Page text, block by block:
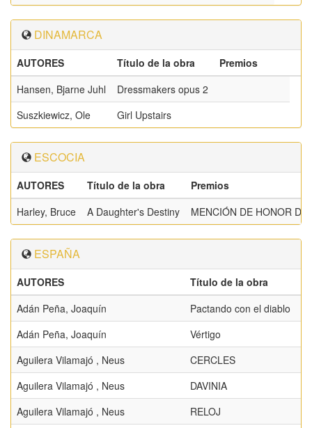
DINAMARCA
AUTORES Título de la obra
Premios
Hansen, Bjarne Juhl
Dressmakers opus 2
Suszkiewicz, Ole
Girl Upstairs
ESCOCIA
AUTORES Título de la obra
Premios
Harley, Bruce
A Daughter's Destiny MENCIÓN DE HONOR
ESPAÑA
AUTORES
Título de la obra
Adán Peña, Joaquín
Pactando con el diablo
Adán Peña, Joaquín
Vértigo
Aguilera Vilamajó , Neus
CERCLES
Aguilera Vilamajó , Neus
DAVINIA
Aguilera Vilamajó , Neus
RELOJ